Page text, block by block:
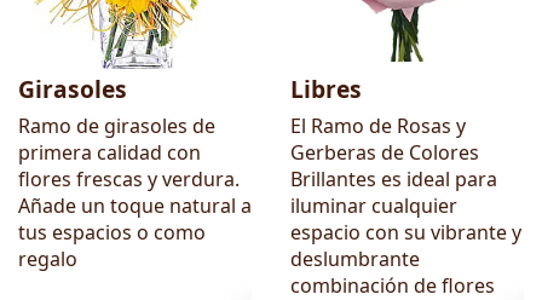
Girasoles
Ramo de girasoles de
primera calidad con
flores frescas y verdura.
Añade un toque natural a
tus espacios o como
regalo
Libres
El Ramo de Rosas y
Gerberas de Colores
Brillantes es ideal para
iluminar cualquier
espacio con su vibrante y
deslumbrante
combinación de flores